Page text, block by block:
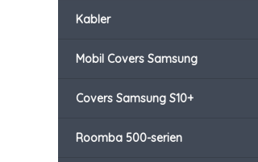
Kabler
Mobil Covers Samsung
Covers Samsung S10+
Roomba 500-serien